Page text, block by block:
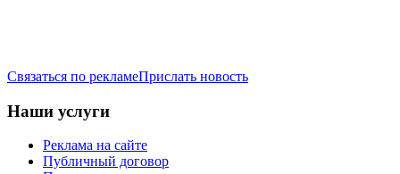
Связаться по рекламеПрислать новость
Наши услуги
Реклама на сайте
Публичный договор